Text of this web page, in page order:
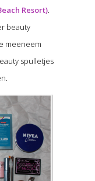
Resort).
beauty
meeneem
spulletjes